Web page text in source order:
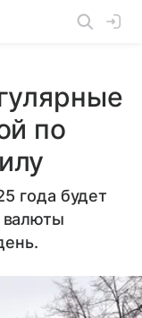
по
года будет
валюты